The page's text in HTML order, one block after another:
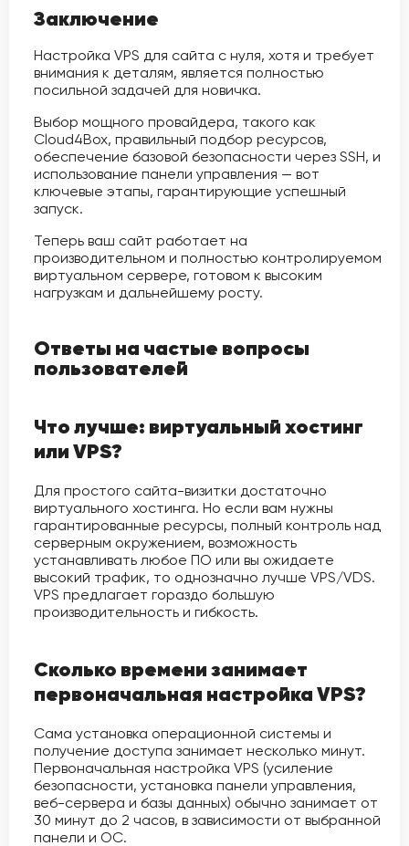
Заключение
Настройка VPS для сайта с нуля, хотя и требует
внимания к деталям, является полностью
посильной задачей для новичка.
Выбор мощного провайдера, такого как
Cloud4Box, правильный подбор ресурсов,
обеспечение базовой безопасности через SSH, и
использование панели управления — вот
ключевые этапы, гарантирующие успешный
запуск.
Теперь ваш сайт работает на
производительном и полностью контролируемом
виртуальном сервере, готовом к высоким
нагрузкам и дальнейшему росту.
Ответы на частые вопросы
пользователей
Что лучше: виртуальный хостинг
или VPS?
Для простого сайта-визитки достаточно
виртуального хостинга. Но если вам нужны
гарантированные ресурсы, полный контроль над
серверным окружением, возможность
устанавливать любое ПО или вы ожидаете
высокий трафик, то однозначно лучше VPS/VDS.
VPS предлагает гораздо большую
производительность и гибкость.
Сколько времени занимает
первоначальная настройка VPS?
Сама установка операционной системы и
получение доступа занимает несколько минут.
Первоначальная настройка VPS (усиление
безопасности, установка панели управления,
веб-сервера и базы данных) обычно занимает от
30 минут до 2 часов, в зависимости от выбранной
панели и ОС.